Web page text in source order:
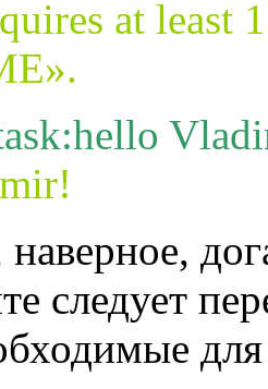
at least
следует